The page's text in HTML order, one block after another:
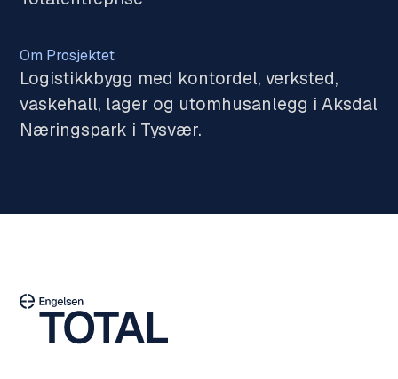
Om Prosjektet
Logistikkbygg med kontordel, verksted,
vaskehall, lager og utomhusanlegg i Aksdal
Næringspark i Tysvær.